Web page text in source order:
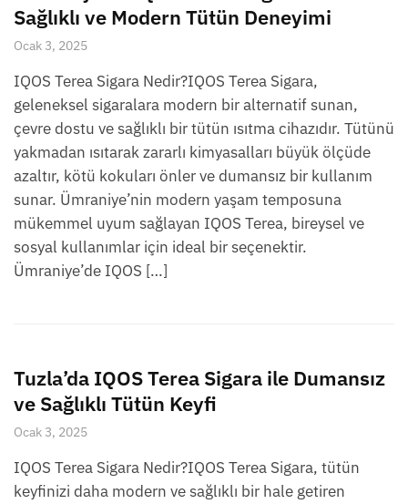
Sağlıklı ve Modern Tütün Deneyimi
Ocak 3, 2025
IQOS Terea Sigara Nedir?IQOS Terea Sigara,
geleneksel sigaralara modern bir alternatif sunan,
çevre dostu ve sağlıklı bir tütün ısıtma cihazıdır. Tütünü
yakmadan ısıtarak zararlı kimyasalları büyük ölçüde
azaltır, kötü kokuları önler ve dumansız bir kullanım
sunar. Ümraniye’nin modern yaşam temposuna
mükemmel uyum sağlayan IQOS Terea, bireysel ve
sosyal kullanımlar için ideal bir seçenektir.
Ümraniye’de IQOS […]
Tuzla’da IQOS Terea Sigara ile Dumansız
ve Sağlıklı Tütün Keyfi
Ocak 3, 2025
IQOS Terea Sigara Nedir?IQOS Terea Sigara, tütün
keyfinizi daha modern ve sağlıklı bir hale getiren